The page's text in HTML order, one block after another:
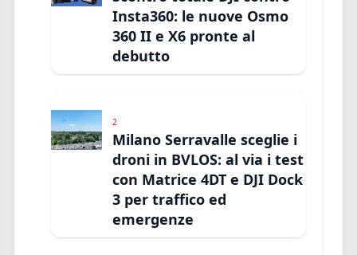
Insta360: le nuove Osmo
360 II e X6 pronte al
debutto
2
Milano Serravalle sceglie i
droni in BVLOS: al via i test
con Matrice 4DT e DJI Dock
3 per traffico ed
emergenze